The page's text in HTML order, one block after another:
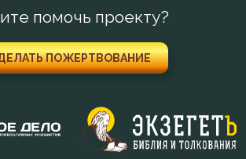
помочь проекту?
ПОЖЕРТВОВАНИЕ